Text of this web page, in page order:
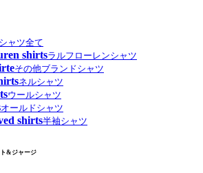
シャツ全て
shirtsラルフローレンシャツ
その他ブランドシャツ
ネルシャツ
ウールシャツ
オールドシャツ
shirts半袖シャツ
&ジャージ